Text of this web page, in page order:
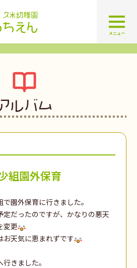
認定こども園 学校法人久米幼
メニュー
アルバム
組園外保育
園外保育に行きました。
定だったのですが、かなりの悪天
変更
お天気に恵まれずです
きました。